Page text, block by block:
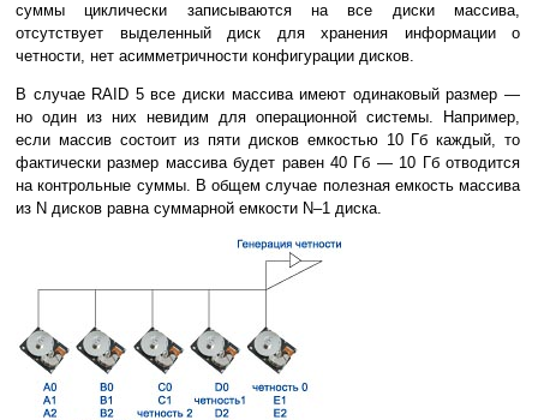
суммы циклически записываются на все диски массива,
отсутствует выделенный диск для хранения информации о
четности, нет асимметричности конфигурации дисков.
В случае RAID 5 все диски массива имеют одинаковый размер —
но один из них невидим для операционной системы. Например,
если массив состоит из пяти дисков емкостью 10 Гб каждый, то
фактически размер массива будет равен 40 Гб — 10 Гб отводится
на контрольные суммы. В общем случае полезная емкость массива
из N дисков равна суммарной емкости N–1 диска.